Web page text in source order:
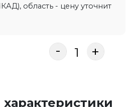
область - цену уточнит
- +